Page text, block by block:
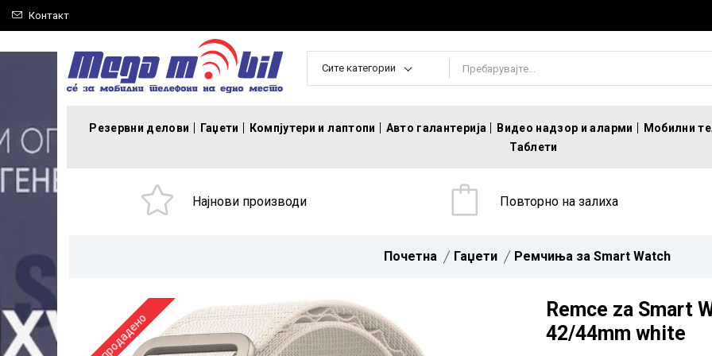
Контакт
Сите категории
Резервни делови Гаџети Компјутери и лаптопи Авто галантерија Видео надзор и аларми Мобилни
Таблети
Најнови производи Повторно на залиха
Почетна Гаџети Ремчиња за Smart Watch
Remce za Smart
42/44mm white